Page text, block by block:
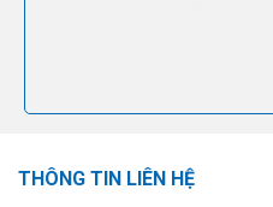
THÔNG TIN LIÊN HỆ